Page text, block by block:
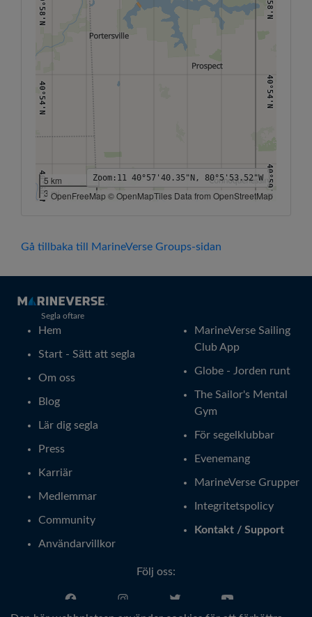
40°50'N 40°50'N
40°54'N 40°54'N
40°58'N
5 km
3 miOpenFreeMap © OpenMapTiles Data from OpenStreetMap
Zoom: 11 40°57'40.35"N, 80°5'53.52"W
Gå tillbaka till MarineVerse Groups-sidan
Segla oftare
Hem
Start - Sätt att segla
Om oss
Blog
Lär dig segla
Press
Karriär
Medlemmar
Community
Användarvillkor
MarineVerse Sailing
Club App
Globe - Jorden runt
The Sailor's Mental
Gym
För segelklubbar
Evenemang
MarineVerse Grupper
Integritetspolicy
Kontakt / Support
Följ oss: